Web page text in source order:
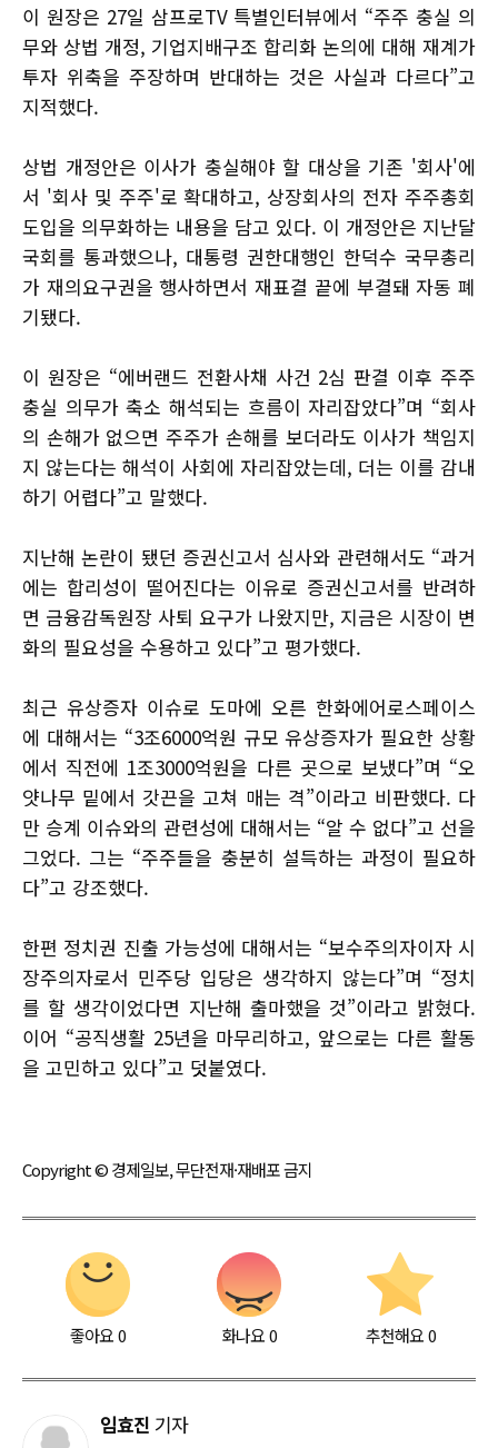
이 원장은 27일 삼프로TV 특별인터뷰에서 “주주 충실 의
무와 상법 개정, 기업지배구조 합리화 논의에 대해 재계가
투자 위축을 주장하며 반대하는 것은 사실과 다르다”고
지적했다.
상법 개정안은 이사가 충실해야 할 대상을 기존 '회사'에
서 '회사 및 주주'로 확대하고, 상장회사의 전자 주주총회
도입을 의무화하는 내용을 담고 있다. 이 개정안은 지난달
국회를 통과했으나, 대통령 권한대행인 한덕수 국무총리
가 재의요구권을 행사하면서 재표결 끝에 부결돼 자동 폐
기됐다.
이 원장은 “에버랜드 전환사채 사건 2심 판결 이후 주주
충실 의무가 축소 해석되는 흐름이 자리잡았다”며 “회사
의 손해가 없으면 주주가 손해를 보더라도 이사가 책임지
지 않는다는 해석이 사회에 자리잡았는데, 더는 이를 감내
하기 어렵다”고 말했다.
지난해 논란이 됐던 증권신고서 심사와 관련해서도 “과거
에는 합리성이 떨어진다는 이유로 증권신고서를 반려하
면 금융감독원장 사퇴 요구가 나왔지만, 지금은 시장이 변
화의 필요성을 수용하고 있다”고 평가했다.
최근 유상증자 이슈로 도마에 오른 한화에어로스페이스
에 대해서는 “3조6000억원 규모 유상증자가 필요한 상황
에서 직전에 1조3000억원을 다른 곳으로 보냈다”며 “오
얏나무 밑에서 갓끈을 고쳐 매는 격”이라고 비판했다. 다
만 승계 이슈와의 관련성에 대해서는 “알 수 없다”고 선을
그었다. 그는 “주주들을 충분히 설득하는 과정이 필요하
다”고 강조했다.
한편 정치권 진출 가능성에 대해서는 “보수주의자이자 시
장주의자로서 민주당 입당은 생각하지 않는다”며 “정치
를 할 생각이었다면 지난해 출마했을 것”이라고 밝혔다.
이어 “공직생활 25년을 마무리하고, 앞으로는 다른 활동
을 고민하고 있다”고 덧붙였다.
Copyright © 경제일보, 무단전재·재배포 금지
좋아요0 화나요0 추천해요 0
임효진 기자